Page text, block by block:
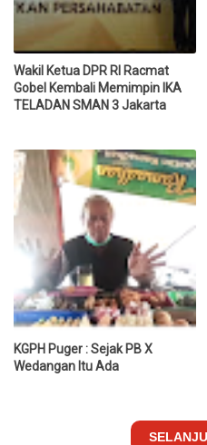
Wakil Ketua DPR RI Racmat
Gobel Kembali Memimpin IKA
TELADAN SMAN 3 Jakarta
KGPH Puger : Sejak PB X
Wedangan Itu Ada